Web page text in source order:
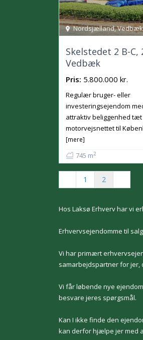
Nordsjælland,Vedbæk
Skelstedet 2 B-C,
Vedbæk
Pris: 5.800.000 kr.
Regulær bruger- eller
investeringsejendom
attraktiv beliggenhed tæt
motorvejsnettet til
[mere]
745 m2
1 2
Hos Laksø Erhverv har vi
Erhvervsejendomme til
Vi har primært
samarbejdspartner for jer,
Vi får løbende nye
besvare jeres spørgsmål.
Kan I ikke finde den
kan derfor hjælpe jer med